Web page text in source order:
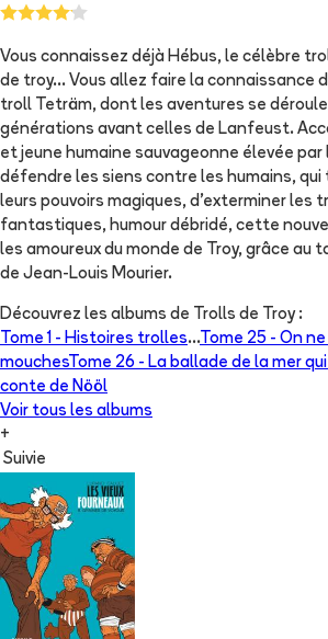
Vous connaissez déjà Hébus, le célèbre
de troy... Vous allez faire la connaissance
troll Teträm, dont les aventures se
générations avant celles de Lanfeust.
et jeune humaine sauvageonne élevée
défendre les siens contre les humains,
leurs pouvoirs magiques, d'exterminer les
fantastiques, humour débridé, cette
les amoureux du monde de Troy, grâce au
de Jean-Louis Mourier.
Découvrez les albums de Trolls de Troy:
Tome 1 - Histoires trolles...Tome 25 - On
mouchesTome 26 - La ballade de la mer
conte de Nööl
Voir tous les albums
+
Suivie